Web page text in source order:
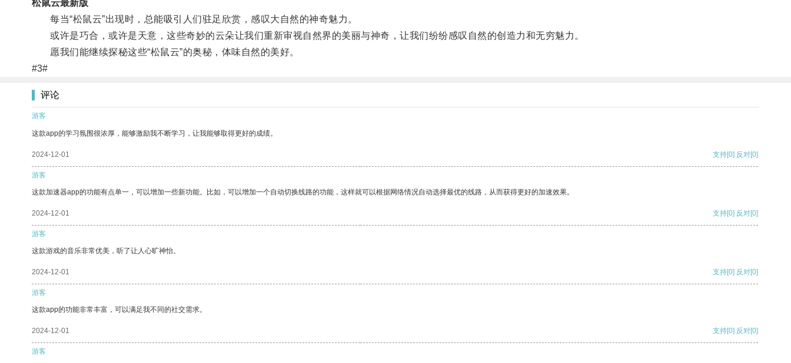
松鼠云最新版
每当“松鼠云”出现时，总能吸引人们驻足欣赏，感叹大自然的神奇魅力。
或许是巧合，或许是天意，这些奇妙的云朵让我们重新审视自然界的美丽与神奇，让我们纷纷感叹自然的创造力和无穷魅力。
愿我们能继续探秘这些“松鼠云”的奥秘，体味自然的美好。
#3#
评论
游客
这款app的学习氛围很浓厚，能够激励我不断学习，让我能够取得更好的成绩。
2024-12-01 支持[0] 反对[0]
游客
这款加速器app的功能有点单一，可以增加一些新功能。比如，可以增加一个自动切换线路的功能，这样就可以根据网络情况自动选择最优的线路，从而获得更好的加速效果。
2024-12-01 支持[0] 反对[0]
游客
这款游戏的音乐非常优美，听了让人心旷神怡。
2024-12-01 支持[0] 反对[0]
游客
这款app的功能非常丰富，可以满足我不同的社交需求。
2024-12-01 支持[0] 反对[0]
游客